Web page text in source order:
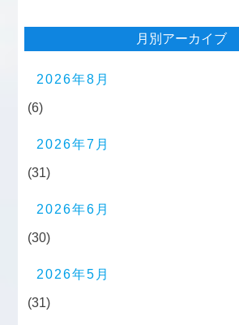
月別アーカイブ
2026年8月
(6)
2026年7月
(31)
2026年6月
(30)
2026年5月
(31)